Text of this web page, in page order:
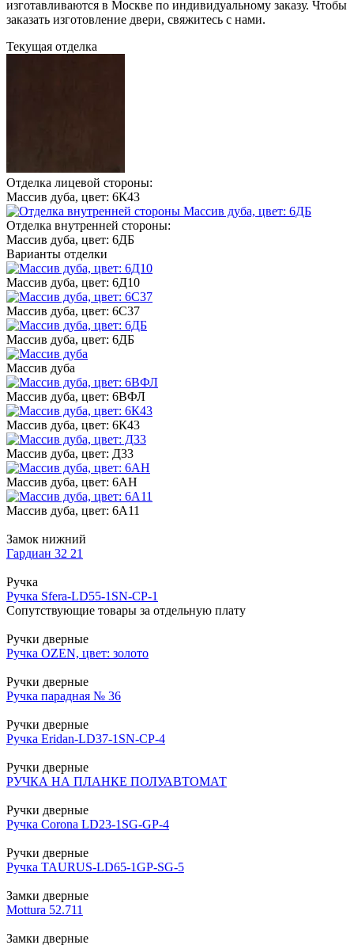
изготавливаются в Москве по индивидуальному заказу. Чтобы
заказать изготовление двери, свяжитесь с нами.
Текущая отделка
Отделка лицевой стороны:
Массив дуба, цвет: 6К43
Отделка внутренней стороны:
Массив дуба, цвет: 6ДБ
Варианты отделки
Массив дуба, цвет: 6Д10
Массив дуба, цвет: 6С37
Массив дуба, цвет: 6ДБ
Массив дуба
Массив дуба, цвет: 6ВФЛ
Массив дуба, цвет: 6К43
Массив дуба, цвет: Д33
Массив дуба, цвет: 6АН
Массив дуба, цвет: 6А11
Замок нижний
Гардиан 32 21
Ручка
Ручка Sfera-LD55-1SN-CP-1
Сопутствующие товары за отдельную плату
Ручки дверные
Ручка OZEN, цвет: золото
Ручки дверные
Ручка парадная № 36
Ручки дверные
Ручка Eridan-LD37-1SN-CP-4
Ручки дверные
РУЧКА НА ПЛАНКЕ ПОЛУАВТОМАТ
Ручки дверные
Ручка Corona LD23-1SG-GP-4
Ручки дверные
Ручка TAURUS-LD65-1GP-SG-5
Замки дверные
Mottura 52.711
Замки дверные